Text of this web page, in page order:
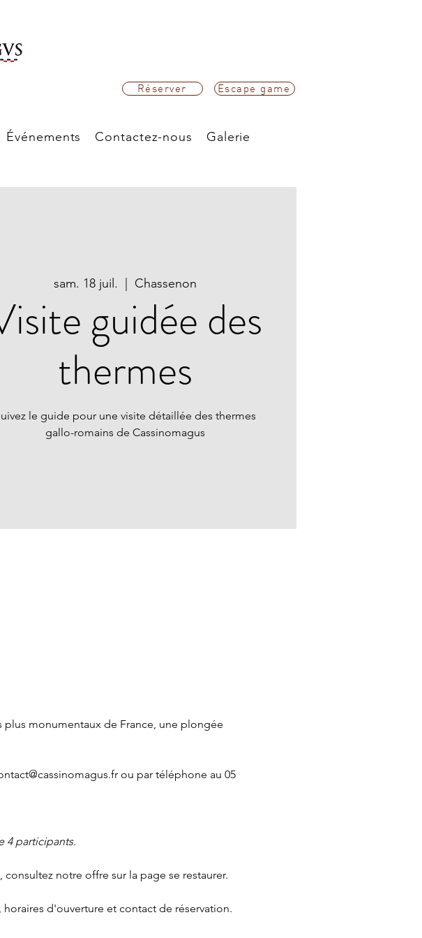
Réserver Escape game
Événements Contactez-nous Galerie
sam. 18 juil.
  |
Chassenon
guidée des
thermes
le guide pour une visite détaillée des thermes
gallo-romains de Cassinomagus
monumentaux de France, une plongée
ou par téléphone au 05
4 participants.
notre offre sur la page se restaurer.
horaires d'ouverture et contact de réservation.